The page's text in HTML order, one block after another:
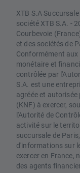
XTB S.A
société XTB S.A. -
Courbevoie
et des sociétés de
Conformément
monétaire et
contrôlée par
S.A. est une
agréée et
(KNF) à exercer,
l'Autorité de
activité sur le
succursale de
d'informations sur
exercer en France,
des agents